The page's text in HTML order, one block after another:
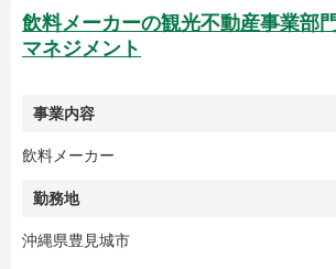
飲料メーカーの観光不動産事業部
マネジメント
事業内容
飲料メーカー
勤務地
沖縄県豊見城市